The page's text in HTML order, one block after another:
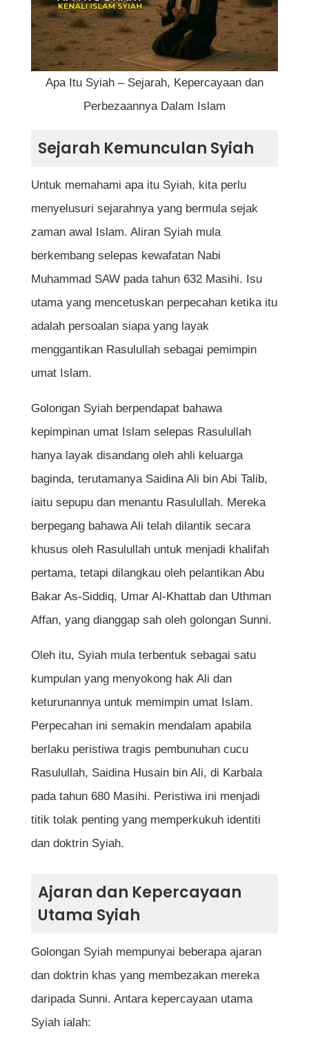
Kesimpulan
Soalan Lazim (FAQ) Tentang Apa Itu Syiah
Apakah maksud Syiah dalam Islam?
Sunni?
Negara mana yang paling banyak penganut
Syiah?
Apakah pandangan Islam terhadap
perayaan Ashura oleh Syiah?
Apa Itu Syiah – Sejarah, Kepercayaan dan
Perbezaannya Dalam Islam
Sejarah Kemunculan Syiah
Untuk memahami apa itu Syiah, kita perlu
menyelusuri sejarahnya yang bermula sejak
zaman awal Islam. Aliran Syiah mula
berkembang selepas kewafatan Nabi
Muhammad SAW pada tahun 632 Masihi. Isu
utama yang mencetuskan perpecahan ketika itu
adalah persoalan siapa yang layak
menggantikan Rasulullah sebagai pemimpin
umat Islam.
Golongan Syiah berpendapat bahawa
kepimpinan umat Islam selepas Rasulullah
hanya layak disandang oleh ahli keluarga
baginda, terutamanya Saidina Ali bin Abi Talib,
iaitu sepupu dan menantu Rasulullah. Mereka
berpegang bahawa Ali telah dilantik secara
khusus oleh Rasulullah untuk menjadi khalifah
pertama, tetapi dilangkau oleh pelantikan Abu
Bakar As-Siddiq, Umar Al-Khattab dan Uthman
Affan, yang dianggap sah oleh golongan Sunni.
Oleh itu, Syiah mula terbentuk sebagai satu
kumpulan yang menyokong hak Ali dan
keturunannya untuk memimpin umat Islam.
Perpecahan ini semakin mendalam apabila
berlaku peristiwa tragis pembunuhan cucu
Rasulullah, Saidina Husain bin Ali, di Karbala
pada tahun 680 Masihi. Peristiwa ini menjadi
titik tolak penting yang memperkukuh identiti
dan doktrin Syiah.
Ajaran dan Kepercayaan
Utama Syiah
Golongan Syiah mempunyai beberapa ajaran
dan doktrin khas yang membezakan mereka
daripada Sunni. Antara kepercayaan utama
Syiah ialah: